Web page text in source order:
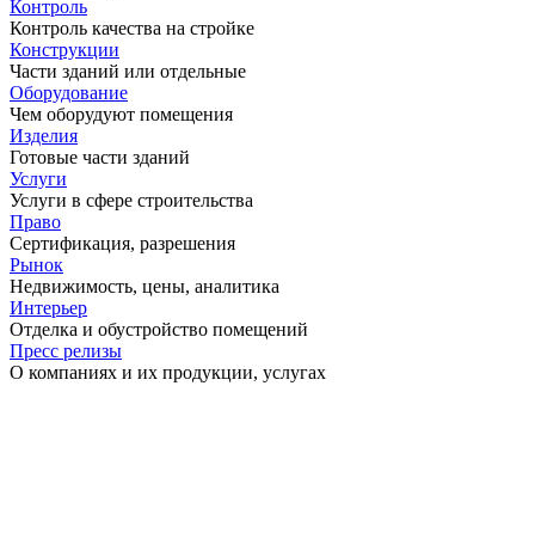
Контроль
Контроль качества на стройке
Конструкции
Части зданий или отдельные
Оборудование
Чем оборудуют помещения
Изделия
Готовые части зданий
Услуги
Услуги в сфере строительства
Право
Сертификация, разрешения
Рынок
Недвижимость, цены, аналитика
Интерьер
Отделка и обустройство помещений
Пресс релизы
О компаниях и их продукции, услугах